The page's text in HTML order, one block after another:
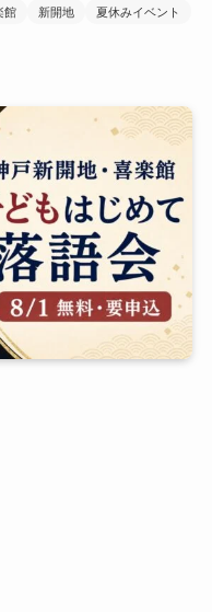
館 新開地
夏休みイベント